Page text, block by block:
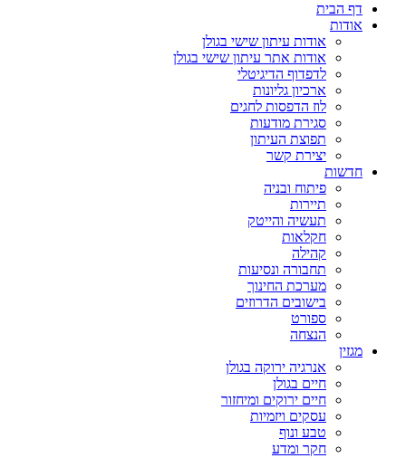
דף הבית
אודות
אודות עיתון שישי בגולן
אודות אתר עיתון שישי בגולן
לדפדוף הדיגיטלי
ארכיון גליונות
לוז הדפסות לחגים
סגירת מודעות
תפוצת העיתון
יצירת קשר
חדשות
פיתוח ובניה
תיירות
תעשיה והייטק
חקלאות
קהילה
תחבורה ונסיעות
מערכת החינוך
בישובים הדרוזים
ספורט
הנצחה
מגזין
אנרגיה ירוקה בגולן
חיים בגולן
חיים ירוקים ומיחזור
עסקים ויזמיות
טבע ונוף
חקר ומדע